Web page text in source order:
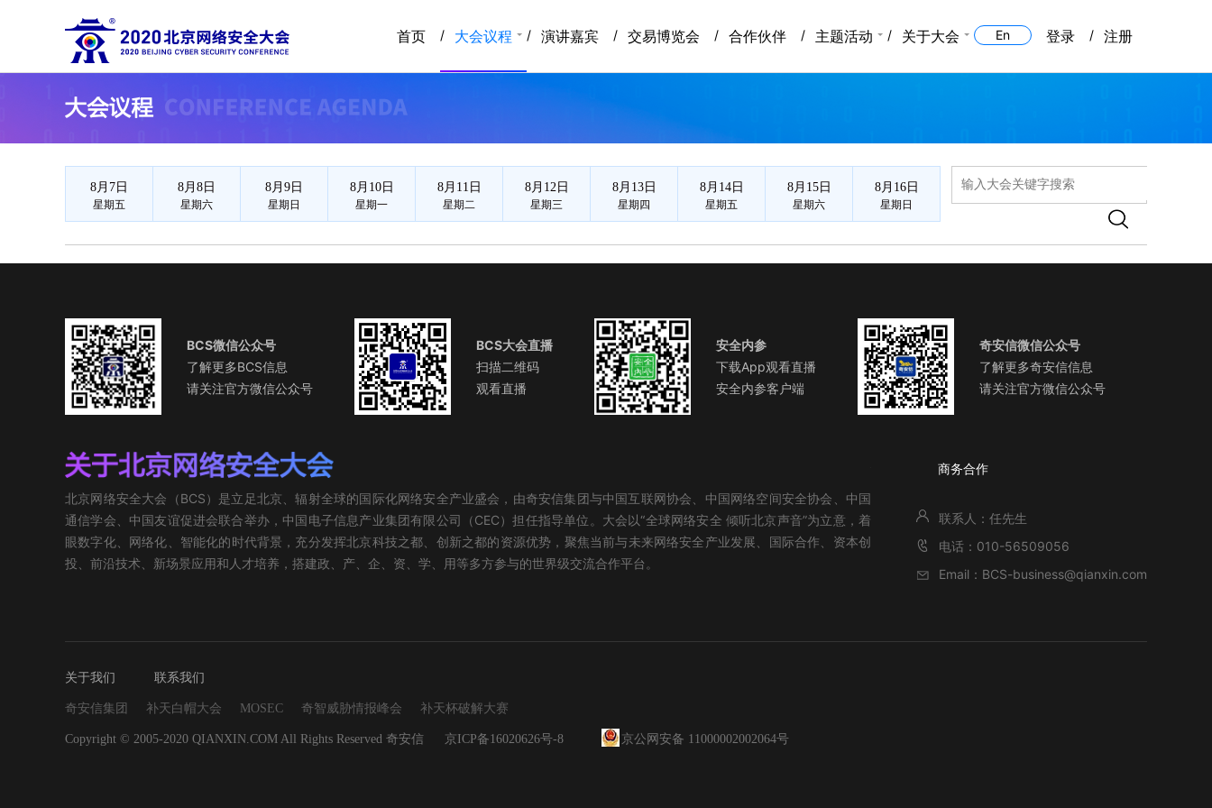
2020北京网络安全大会
首页 大会议程 演讲嘉宾 交易博览会 合作伙伴 主题活动 关于大会 En 登录 注册
8月7日
星期五
8月8日
星期六
8月9日
星期日
8月10日
星期一
8月11日
星期二
8月12日
星期三
8月13日
星期四
8月14日
星期五
8月15日
星期六
8月16日
星期日
BCS微信公众号
了解更多BCS信息
请关注官方微信公众号
BCS大会直播
扫描二维码
观看直播
安全内参
下载App观看直播
安全内参客户端
奇安信微信公众号
了解更多奇安信信息
请关注官方微信公众号
关于北京网络安全大会
北京网络安全大会（BCS）是立足北京、辐射全球的国际化网络安全产业盛会，由奇安信集团与中国互联网协会、中国网络空间安全协会、中国
通信学会、中国友谊促进会联合举办，中国电子信息产业集团有限公司（CEC）担任指导单位。大会以“全球网络安全 倾听北京声音”为立意，着
眼数字化、网络化、智能化的时代背景，充分发挥北京科技之都、创新之都的资源优势，聚焦当前与未来网络安全产业发展、国际合作、资本创
投、前沿技术、新场景应用和人才培养，搭建政、产、企、资、学、用等多方参与的世界级交流合作平台。
商务合作
联系人：任先生
电话：010-56509056
Email：BCS-business@qianxin.com
关于我们 联系我们
奇安信集团 补天白帽大会 MOSEC 奇智威胁情报峰会 补天杯破解大赛
Copyright © 2005-2020 QIANXIN.COM All Rights Reserved 奇安信 京ICP备16020626号-8 京公网安备 11000002002064号